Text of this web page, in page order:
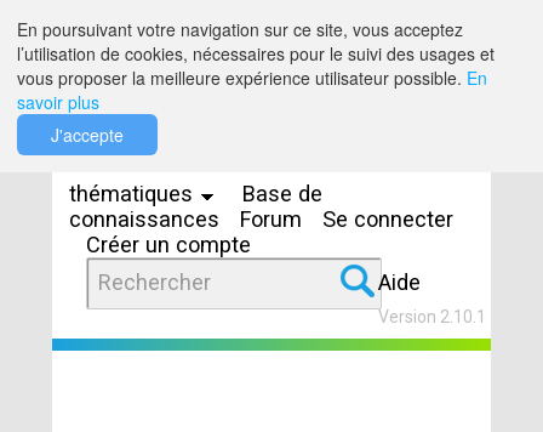
thématiques
Base de
connaissances
Forum
Se connecter
Créer un compte
Aide
Version 2.10.1
En poursuivant votre navigation sur ce site, vous acceptez
l’utilisation de cookies, nécessaires pour le suivi des usages et
vous proposer la meilleure expérience utilisateur possible. En
savoir plus
J'accepte